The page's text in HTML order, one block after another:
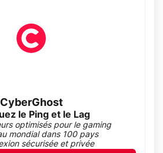
CyberGhost
le Ping et le Lag
optimisés pour le gaming
mondial dans 100 pays
sécurisée et privée